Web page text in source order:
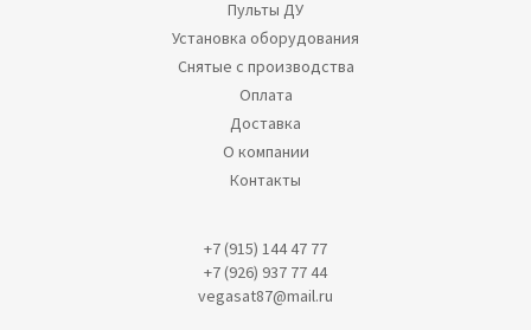
Пульты ДУ
Установка оборудования
Снятые с производства
Оплата
Доставка
О компании
Контакты
+7 (915) 144 47 77
+7 (926) 937 77 44
vegasat87@mail.ru